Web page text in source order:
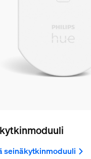
seinäkytkinmoduuli